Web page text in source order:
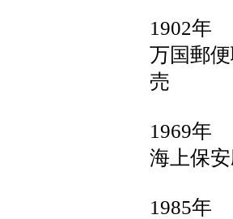
1902年
万国郵
売
1969年
海上保
1985年